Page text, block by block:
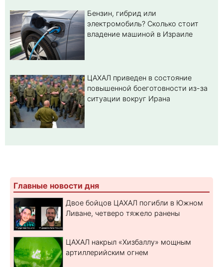
Бензин, гибрид или
электромобиль? Cколько стоит
владение машиной в Израиле
ЦАХАЛ приведен в состояние
повышенной боеготовности из-за
ситуации вокруг Ирана
Главные новости дня
Двое бойцов ЦАХАЛ погибли в Южном
Ливане, четверо тяжело ранены
ЦАХАЛ накрыл «Хизбаллу» мощным
артиллерийским огнем